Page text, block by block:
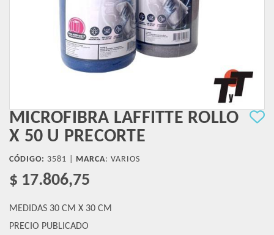
MICROFIBRA LAFFITTE ROLLO
X 50 U PRECORTE
CÓDIGO: 3581 | MARCA: VARIOS
$ 17.806,75
MEDIDAS 30 CM X 30 CM
PRECIO PUBLICADO